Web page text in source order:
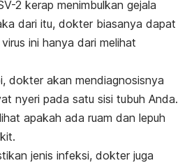
2 kerap menimbulkan gejala
dari itu, dokter biasanya dapat
ini hanya dari melihat
dokter akan mendiagnosisnya
nyeri pada satu sisi tubuh Anda.
apakah ada ruam dan lepuh
jenis infeksi, dokter juga